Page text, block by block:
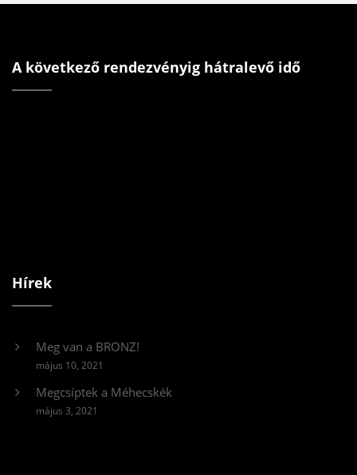
A következő rendezvényig hátralevő idő
Hírek
Meg van a BRONZ!
május 10, 2021
Megcsíptek a Méhecskék
május 3, 2021